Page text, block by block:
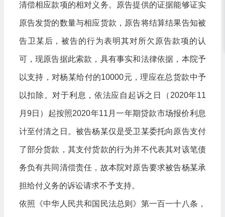
清偿相应款项的相对义务。原告提供的证据能够证实
原告发货的数量与相应货款，原告将结算结果告知被
告卫某后，被告的行为表明其对所欠原告款项的认
可，现原告据此索款，具有事实和法律依据，本院予
以支持，对杨某给付的10000元，理应在总货款中予
以扣除。对于利息，依法应自起诉之日（2020年11
月9日）起按照2020年11月一年期贷款市场报价利息
计至付清之日。被告杨某仅是受卫某委托向原告支付
了部分货款，其支付货款的行为并不代表其对该笔债
务负有共同清偿责任，故本院对原告要求被告杨某承
担给付义务的诉讼请求不予支持。
依照《中华人民共和国民法总则》第一百一十八条，